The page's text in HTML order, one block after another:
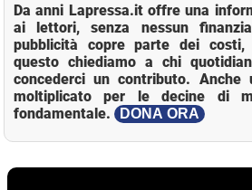
Da anni Lapressa.it offre una
ai lettori, senza nessun
pubblicità copre parte dei
questo chiediamo a chi
concederci un contributo. Anche
moltiplicato per le decine di
fondamentale.
DONA ORA